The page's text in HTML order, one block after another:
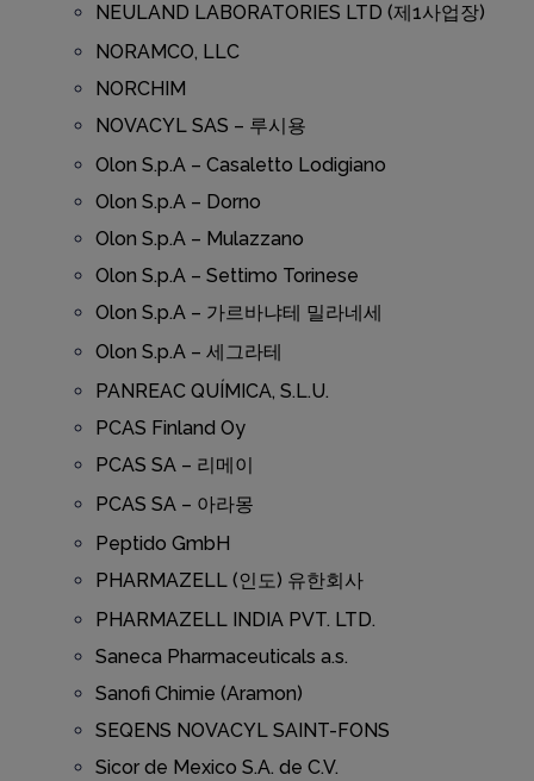
NEULAND LABORATORIES LTD (제1사업장)
NORAMCO, LLC
NORCHIM
NOVACYL SAS – 루시용
Olon S.p.A – Casaletto Lodigiano
Olon S.p.A – Dorno
Olon S.p.A – Mulazzano
Olon S.p.A – Settimo Torinese
Olon S.p.A – 가르바냐테 밀라네세
Olon S.p.A – 세그라테
PANREAC QUÍMICA, S.L.U.
PCAS Finland Oy
PCAS SA – 리메이
PCAS SA – 아라몽
Peptido GmbH
PHARMAZELL (인도) 유한회사
PHARMAZELL INDIA PVT. LTD.
Saneca Pharmaceuticals a.s.
Sanofi Chimie (Aramon)
SEQENS NOVACYL SAINT-FONS
Sicor de Mexico S.A. de C.V.